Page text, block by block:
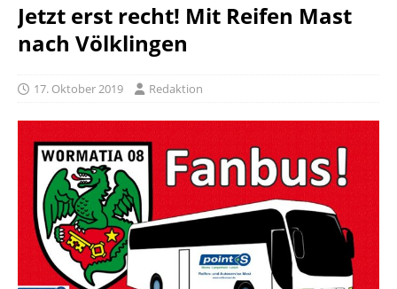
Jetzt erst recht! Mit Reifen Mast
nach Völklingen
17. Oktober 2019 Redaktion